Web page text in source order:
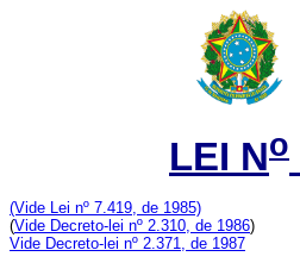
LEI No
(Vide Lei nº 7.419, de 1985)
(Vide Decreto-lei nº 2.310, de 1986)
Vide Decreto-lei nº 2.371, de 1987